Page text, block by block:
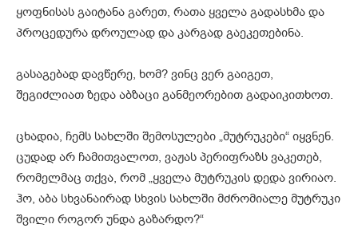
ყოფნისას გაიტანა გარეთ, რათა ყველა გადასხმა და
პროცედურა დროულად და კარგად გაეკეთებინა.
გასაგებად დავწერე, ხომ? ვინც ვერ გაიგეთ,
შეგიძლიათ ზედა აბზაცი განმეორებით გადაიკითხოთ.
ცხადია, ჩემს სახლში შემოსულები „მუტრუკები“ იყვნენ.
ცუდად არ ჩამითვალოთ, ვაჟას პერიფრაზს ვაკეთებ,
რომელმაც თქვა, რომ „ყველა მუტრუკის დედა ვირიაო.
ჰო, აბა სხვანაირად სხვის სახლში მძრომიალე მუტრუკი
შვილი როგორ უნდა გაზარდო?“